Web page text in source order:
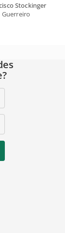
Stockinger
Guerreiro